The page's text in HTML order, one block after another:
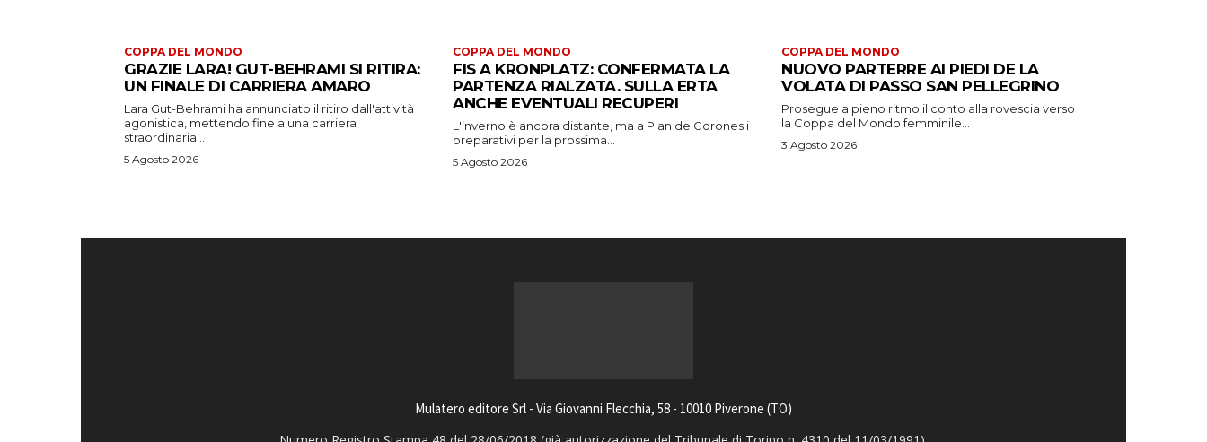
COPPA DEL MONDO
GRAZIE LARA! GUT-BEHRAMI SI RITIRA:
UN FINALE DI CARRIERA AMARO
Lara Gut-Behrami ha annunciato il ritiro dall'attività
agonistica, mettendo fine a una carriera
straordinaria...
5 Agosto 2026
COPPA DEL MONDO
FIS A KRONPLATZ: CONFERMATA LA
PARTENZA RIALZATA. SULLA ERTA
ANCHE EVENTUALI RECUPERI
L'inverno è ancora distante, ma a Plan de Corones i
preparativi per la prossima...
5 Agosto 2026
COPPA DEL MONDO
NUOVO PARTERRE AI PIEDI DE LA
VOLATA DI PASSO SAN PELLEGRINO
Prosegue a pieno ritmo il conto alla rovescia verso
la Coppa del Mondo femminile...
3 Agosto 2026
Mulatero editore Srl - Via Giovanni Flecchia, 58 - 10010 Piverone (TO)